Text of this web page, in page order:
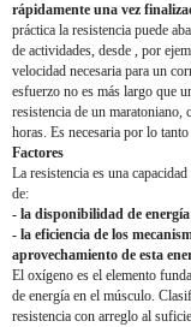
rápidamente una vez
práctica la resistencia puede
de actividades, desde , por
velocidad necesaria para un
esfuerzo no es más largo que
resistencia de un maratoniano,
horas. Es necesaria por lo
Factores
La resistencia es una
de:
- la disponibilidad de
- la eficiencia de los
aprovechamiento de esta
El oxígeno es el elemento
de energía en el músculo.
resistencia con arreglo al